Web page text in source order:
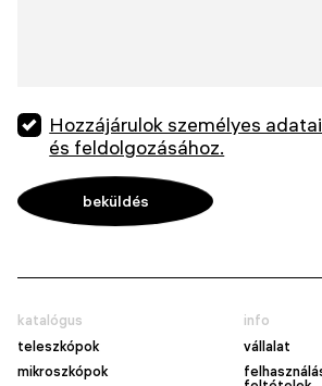
Hozzájárulok személyes
és feldolgozásához.
katalógus
teleszkópok
mikroszkópok
info
vállalat